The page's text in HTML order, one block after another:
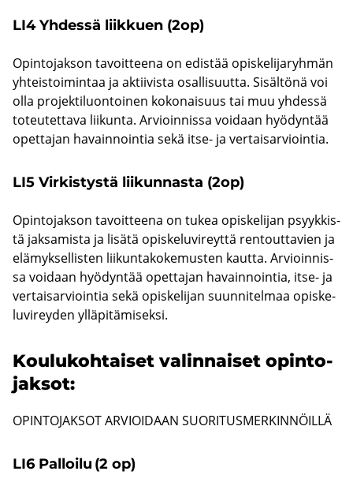
LI4 Yh­des­sä liik­kuen (2op)
Opin­to­jak­son ta­voit­tee­na on edis­tää opis­ke­li­ja­ryh­män
yh­teis­toi­min­taa ja ak­tii­vis­ta osal­li­suut­ta. Si­säl­tö­nä voi
olla pro­jek­ti­luon­toi­nen ko­ko­nai­suus tai muu yh­des­sä
to­teu­tet­ta­va lii­kun­ta. Ar­vioin­nis­sa voi­daan hyö­dyn­tää
opet­ta­jan ha­vain­noin­tia sekä itse- ja ver­tai­sar­vioin­tia.
LI5 Vir­kis­tys­tä lii­kun­nas­ta (2op)
Opin­to­jak­son ta­voit­tee­na on tukea opis­ke­li­jan psyyk­kis­
tä jak­sa­mis­ta ja li­sä­tä opis­ke­lu­vi­reyt­tä ren­tout­ta­vien ja
elä­myk­sel­lis­ten lii­kun­ta­ko­ke­mus­ten kaut­ta. Ar­vioin­nis­
sa voi­daan hyö­dyn­tää opet­ta­jan ha­vain­noin­tia, itse- ja
ver­tai­sar­vioin­tia sekä opis­ke­li­jan suun­ni­tel­maa opis­ke­
lu­vi­rey­den yl­lä­pi­tä­mi­sek­si.
Kou­lu­koh­tai­set va­lin­nai­set opin­to­
jak­sot:
OPIN­TO­JAK­SOT AR­VIOI­DAAN SUO­RI­TUS­MER­KIN­NÖIL­LÄ
LI6 Pal­loi­lu (2 op)